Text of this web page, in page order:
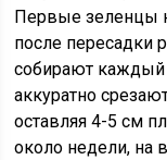
Первые зеленцы
после пересадки
собирают каждый
аккуратно
оставляя 4-5 см
около недели, на